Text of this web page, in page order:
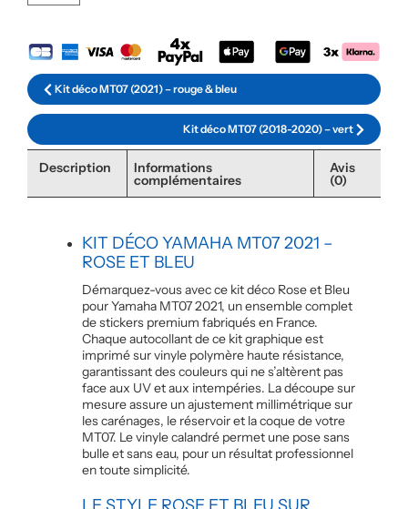
Kit déco MT07 (2021) – rouge & bleu
Kit déco MT07 (2018-2020) – vert
Description Informations
complémentaires
Avis
(0)
KIT DÉCO YAMAHA MT07 2021 –
ROSE ET BLEU
Démarquez-vous avec ce kit déco Rose et Bleu
pour Yamaha MT07 2021, un ensemble complet
de stickers premium fabriqués en France.
Chaque autocollant de ce kit graphique est
imprimé sur vinyle polymère haute résistance,
garantissant des couleurs qui ne s’altèrent pas
face aux UV et aux intempéries. La découpe sur
mesure assure un ajustement millimétrique sur
les carénages, le réservoir et la coque de votre
MT07. Le vinyle calandré permet une pose sans
bulle et sans eau, pour un résultat professionnel
en toute simplicité.